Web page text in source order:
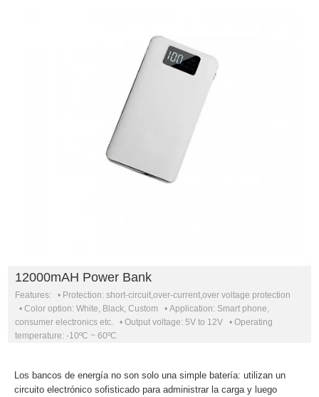
12000mAH Power Bank
Features: • Protection: short-circuit,over-current,over voltage protection
• Color option: White, Black, Custom • Application: Smart phone,
consumer electronics etc. • Output voltage: 5V to 12V • Operating
temperature: -10ºC ~ 60ºC
Los bancos de energía no son solo una simple batería: utilizan un
circuito electrónico sofisticado para administrar la carga y luego